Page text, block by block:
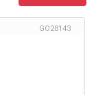
GO28143